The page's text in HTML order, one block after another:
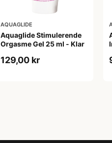
AQUAGLIDE
Aquaglide Stimulerende
Orgasme Gel 25 ml - Klar
129,00 kr